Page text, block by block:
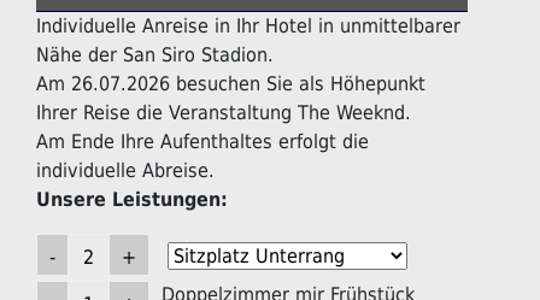
Individuelle Anreise in Ihr Hotel in unmittelbarer
Nähe der San Siro Stadion.
Am 26.07.2026 besuchen Sie als Höhepunkt
Ihrer Reise die Veranstaltung The Weeknd.
Am Ende Ihre Aufenthaltes erfolgt die
individuelle Abreise.
Unsere Leistungen:
Doppelzimmer mir Frühstück